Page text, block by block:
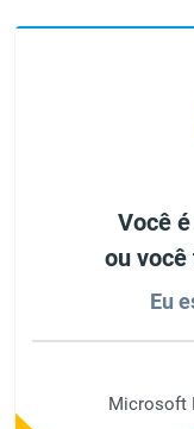
Você
ou
Eu
Microsoft